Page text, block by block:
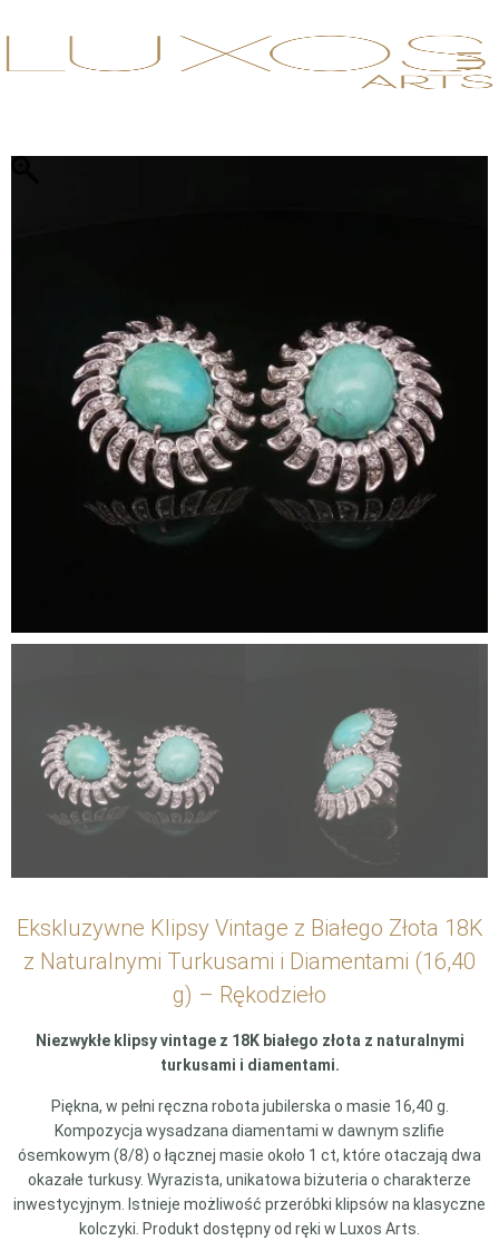
Ekskluzywne Klipsy Vintage z Białego Złota 18K
z Naturalnymi Turkusami i Diamentami (16,40
g) – Rękodzieło
Niezwykłe klipsy vintage z 18K białego złota z naturalnymi
turkusami i diamentami.
Piękna, w pełni ręczna robota jubilerska o masie 16,40 g.
Kompozycja wysadzana diamentami w dawnym szlifie
ósemkowym (8/8) o łącznej masie około 1 ct, które otaczają dwa
okazałe turkusy. Wyrazista, unikatowa biżuteria o charakterze
inwestycyjnym. Istnieje możliwość przeróbki klipsów na klasyczne
kolczyki. Produkt dostępny od ręki w Luxos Arts.